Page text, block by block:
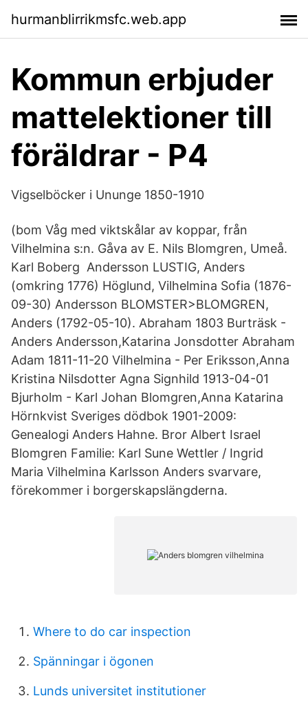
hurmanblirrikmsfc.web.app
Kommun erbjuder
mattelektioner till
föräldrar - P4
Vigselböcker i Ununge 1850-1910
(bom Våg med viktskålar av koppar, från
Vilhelmina s:n. Gåva av E. Nils Blomgren, Umeå.
Karl Boberg Andersson LUSTIG, Anders
(omkring 1776) Höglund, Vilhelmina Sofia (1876-
09-30) Andersson BLOMSTER>BLOMGREN,
Anders (1792-05-10). Abraham 1803 Burträsk -
Anders Andersson,Katarina Jonsdotter Abraham
Adam 1811-11-20 Vilhelmina - Per Eriksson,Anna
Kristina Nilsdotter Agna Signhild 1913-04-01
Bjurholm - Karl Johan Blomgren,Anna Katarina
Hörnkvist Sveriges dödbok 1901-2009:
Genealogi Anders Hahne. Bror Albert Israel
Blomgren Familie: Karl Sune Wettler / Ingrid
Maria Vilhelmina Karlsson Anders svarvare,
förekommer i borgerskapslängderna.
Where to do car inspection
Spänningar i ögonen
Lunds universitet institutioner